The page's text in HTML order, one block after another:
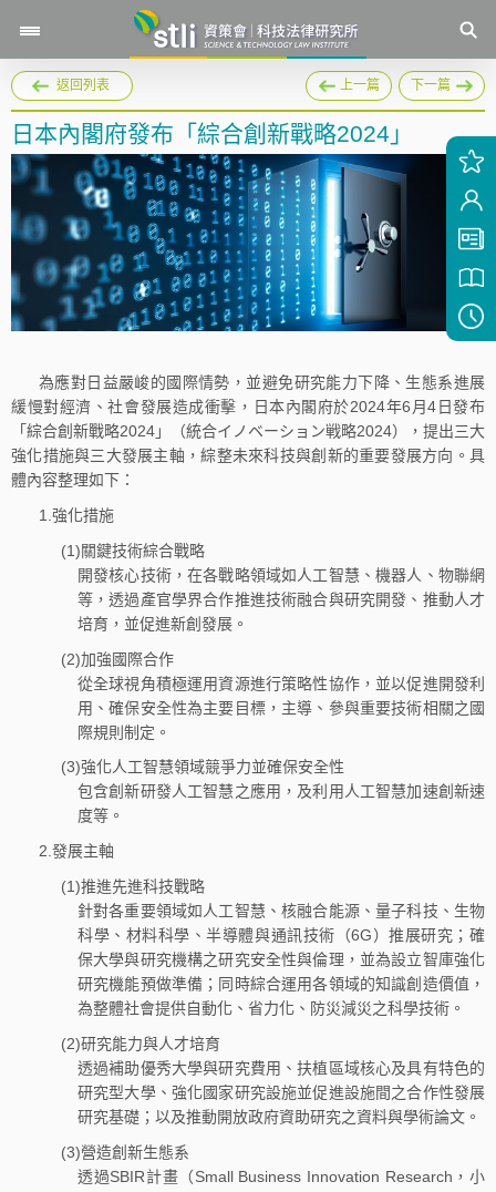
返回列表 上一篇 下一篇
日本內閣府發布「綜合創新戰略2024」
為應對日益嚴峻的國際情勢，並避免研究能力下降、生態系進展
緩慢對經濟、社會發展造成衝擊，日本內閣府於2024年6月4日發布
「綜合創新戰略2024」（統合イノベーション戦略2024），提出三大
強化措施與三大發展主軸，綜整未來科技與創新的重要發展方向。具
體內容整理如下：
1.強化措施
(1)關鍵技術綜合戰略
開發核心技術，在各戰略領域如人工智慧、機器人、物聯網
等，透過產官學界合作推進技術融合與研究開發、推動人才
培育，並促進新創發展。
(2)加強國際合作
從全球視角積極運用資源進行策略性協作，並以促進開發利
用、確保安全性為主要目標，主導、參與重要技術相關之國
際規則制定。
(3)強化人工智慧領域競爭力並確保安全性
包含創新研發人工智慧之應用，及利用人工智慧加速創新速
度等。
2.發展主軸
(1)推進先進科技戰略
針對各重要領域如人工智慧、核融合能源、量子科技、生物
科學、材料科學、半導體與通訊技術（6G）推展研究；確
保大學與研究機構之研究安全性與倫理，並為設立智庫強化
研究機能預做準備；同時綜合運用各領域的知識創造價值，
為整體社會提供自動化、省力化、防災減災之科學技術。
(2)研究能力與人才培育
透過補助優秀大學與研究費用、扶植區域核心及具有特色的
研究型大學、強化國家研究設施並促進設施間之合作性發展
研究基礎；以及推動開放政府資助研究之資料與學術論文。
(3)營造創新生態系
透過SBIR計畫（Small Business Innovation Research，小